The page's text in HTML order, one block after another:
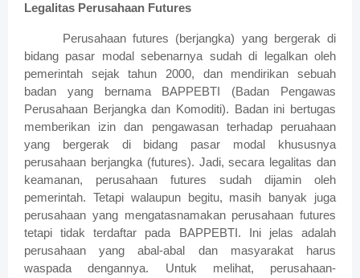
Legalitas Perusahaan Futures
Perusahaan futures (berjangka) yang bergerak di
bidang pasar modal sebenarnya sudah di legalkan oleh
pemerintah sejak tahun 2000, dan mendirikan sebuah
badan yang bernama BAPPEBTI (Badan Pengawas
Perusahaan Berjangka dan Komoditi). Badan ini bertugas
memberikan izin dan pengawasan terhadap peruahaan
yang bergerak di bidang pasar modal khususnya
perusahaan berjangka (futures). Jadi, secara legalitas dan
keamanan, perusahaan futures sudah dijamin oleh
pemerintah. Tetapi walaupun begitu, masih banyak juga
perusahaan yang mengatasnamakan perusahaan futures
tetapi tidak terdaftar pada BAPPEBTI. Ini jelas adalah
perusahaan yang abal-abal dan masyarakat harus
waspada dengannya. Untuk melihat, perusahaan-